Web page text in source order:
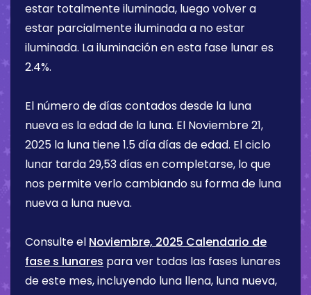
estar totalmente iluminada, luego volver a
estar parcialmente iluminada a no estar
iluminada. La iluminación en esta fase lunar es
2.4%.
El número de días contados desde la luna
nueva es la edad de la luna. El Noviembre 21,
2025 la luna tiene1.5 díadías de edad. El ciclo
lunar tarda 29,53 días en completarse, lo que
nos permite verlo cambiando su forma de luna
nueva a luna nueva.
Consulte el Noviembre, 2025 Calendario de
fase s lunares para ver todas las fases lunares
de este mes, incluyendo luna llena, luna nueva,